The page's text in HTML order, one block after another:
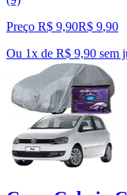
Preço R$ 9,90R$ 9,90
Ou 1x de R$ 9,90 sem